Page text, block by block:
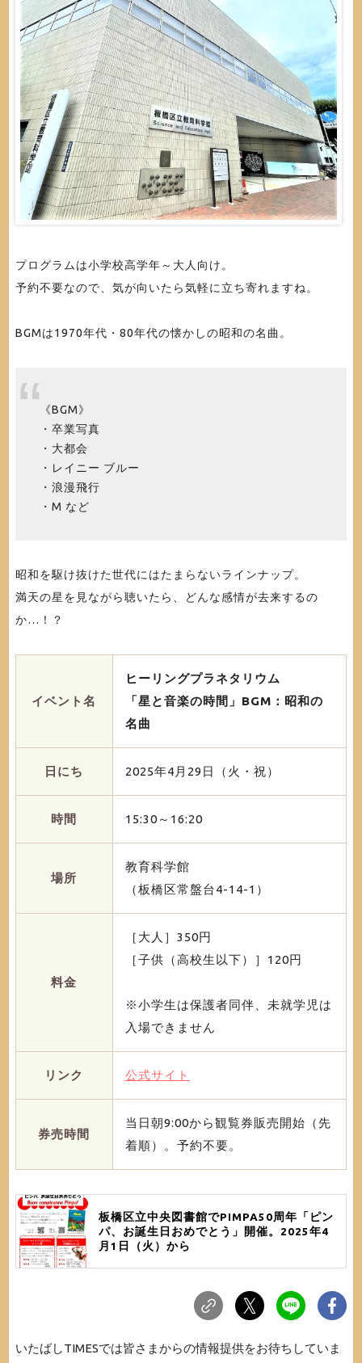
プログラムは小学校高学年～大人向け。
予約不要なので、気が向いたら気軽に立ち寄れますね。
BGMは1970年代・80年代の懐かしの昭和の名曲。
《BGM》
・卒業写真
・大都会
・レイニー ブルー
・浪漫飛行
・M など
昭和を駆け抜けた世代にはたまらないラインナップ。
満天の星を見ながら聴いたら、どんな感情が去来するの
か…！？
イベント名
ヒーリングプラネタリウム
「星と音楽の時間」BGM：昭和の
名曲
日にち 2025年4月29日（火・祝）
時間 15:30～16:20
場所
教育科学館
（板橋区常盤台4-14-1）
料金
［大人］350円
［子供（高校生以下）］120円
※小学生は保護者同伴、未就学児は
入場できません
リンク 公式サイト
券売時間
当日朝9:00から観覧券販売開始（先
着順）。予約不要。
板橋区立中央図書館でPIMPA50周年「ピン
パ、お誕生日おめでとう」開催。2025年4
月1日（火）から
いたばしTIMESでは皆さまからの情報提供をお待ちしていま